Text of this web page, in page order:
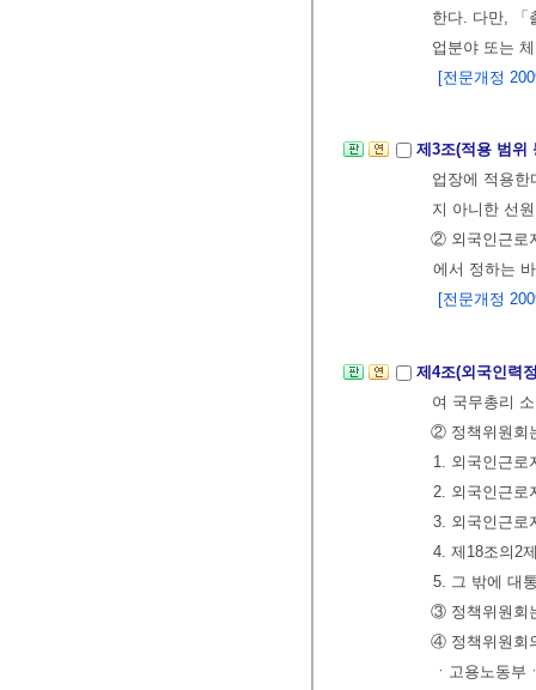
한다. 다만, 「
업분야 또는
[전문개정
제3조(적용 범위
업장에 적용
지 아니한 선
② 외국인근로
에서 정하는
[전문개정
제4조(외국인력
여 국무총리
② 정책위원회
1. 외국인근로
2. 외국인근로
3. 외국인근로
4. 제18조의2
5. 그 밖에 대
③ 정책위원회
④ 정책위원회
ㆍ고용노동